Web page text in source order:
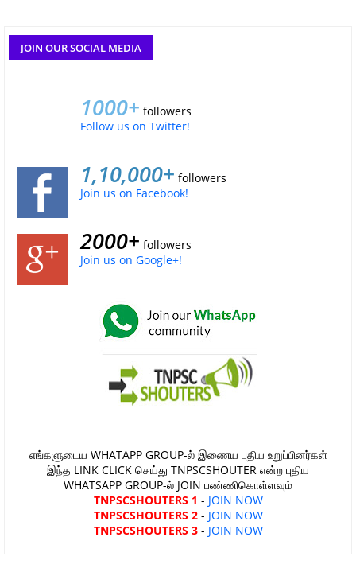
JOIN OUR SOCIAL MEDIA
1000+ followers
Follow us on Twitter!
1,10,000+ followers
Join us on Facebook!
2000+ followers
Join us on Google+!
எங்களுடைய WHATAPP GROUP-ல் இணைய புதிய உறுப்பினர்கள்
இந்த LINK CLICK செய்து TNPSCSHOUTER என்ற புதிய
WHATSAPP GROUP-ல் JOIN பண்ணிகொள்ளவும்
TNPSCSHOUTERS 1 - JOIN NOW
TNPSCSHOUTERS 2- JOIN NOW
TNPSCSHOUTERS 3- JOIN NOW